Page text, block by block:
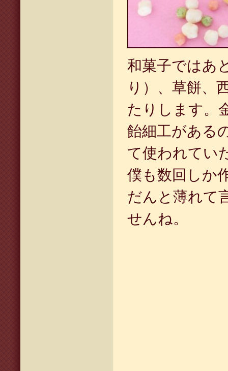
和菓子ではあ
り）、草餅、
たりします。
飴細工がある
て使われてい
僕も数回しか
だんと薄れて
せんね。